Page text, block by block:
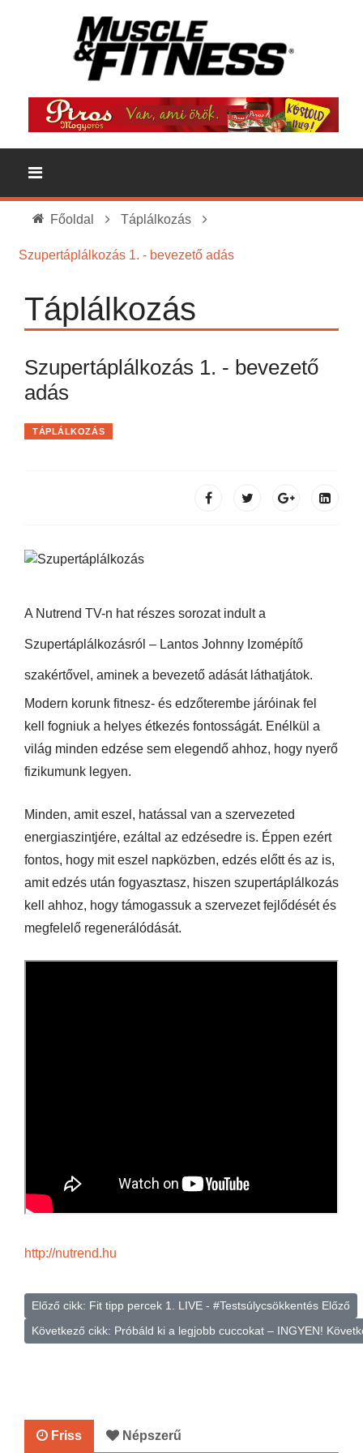
Főoldal Táplálkozás
Szupertáplálkozás 1. - bevezető adás
Táplálkozás
Szupertáplálkozás 1. - bevezető
adás
TÁPLÁLKOZÁS
A Nutrend TV-n hat részes sorozat indult a
Szupertáplálkozásról – Lantos Johnny Izomépítő
szakértővel, aminek a bevezető adását láthatjátok.
Modern korunk fitnesz- és edzőterembe járóinak fel
kell fogniuk a helyes étkezés fontosságát. Enélkül a
világ minden edzése sem elegendő ahhoz, hogy nyerő
fizikumunk legyen.
Minden, amit eszel, hatással van a szervezeted
energiaszintjére, ezáltal az edzésedre is. Éppen ezért
fontos, hogy mit eszel napközben, edzés előtt és az is,
amit edzés után fogyasztasz, hiszen szupertáplálkozás
kell ahhoz, hogy támogassuk a szervezet fejlődését és
megfelelő regenerálódását.
http://nutrend.hu
Előző cikk: Fit tipp percek 1. LIVE - #Testsúlycsökkentés Előző
Következő cikk: Próbáld ki a legjobb cuccokat – INGYEN!
Friss Népszerű